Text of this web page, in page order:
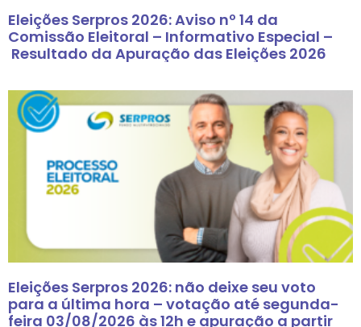
Eleições Serpros 2026: Aviso nº 14 da
Comissão Eleitoral – Informativo Especial –
Resultado da Apuração das Eleições 2026
Eleições Serpros 2026: não deixe seu voto
para a última hora – votação até segunda-
feira 03/08/2026 às 12h e apuração a partir